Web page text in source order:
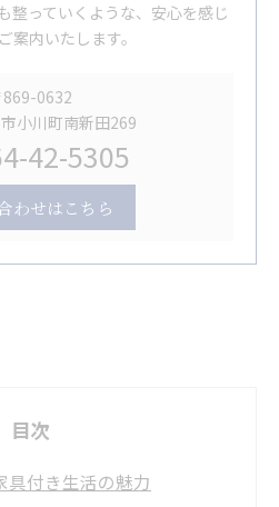
整っていくような、安心を感じ
案内いたします。
869-0632
小川町南新田269
42-5305
わせはこちら
目次
具付き生活の魅力